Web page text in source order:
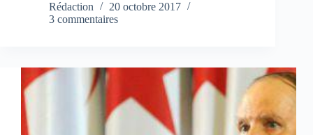
Rédaction
20 octobre 2017
3 commentaires